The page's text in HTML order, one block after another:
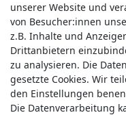
Service & Kontakt
unserer Website und
von Besucher:innen
z.B. Inhalte und
Drittanbietern
zu analysieren. Die
gesetzte Cookies. Wir
den Einstellungen
Die Datenverarbeitung
unserer Website und
von Besucher:innen
z.B. Inhalte und
Drittanbietern
zu analysieren. Die
gesetzte Cookies. Wir
den Einstellungen
Die Datenverarbeitung